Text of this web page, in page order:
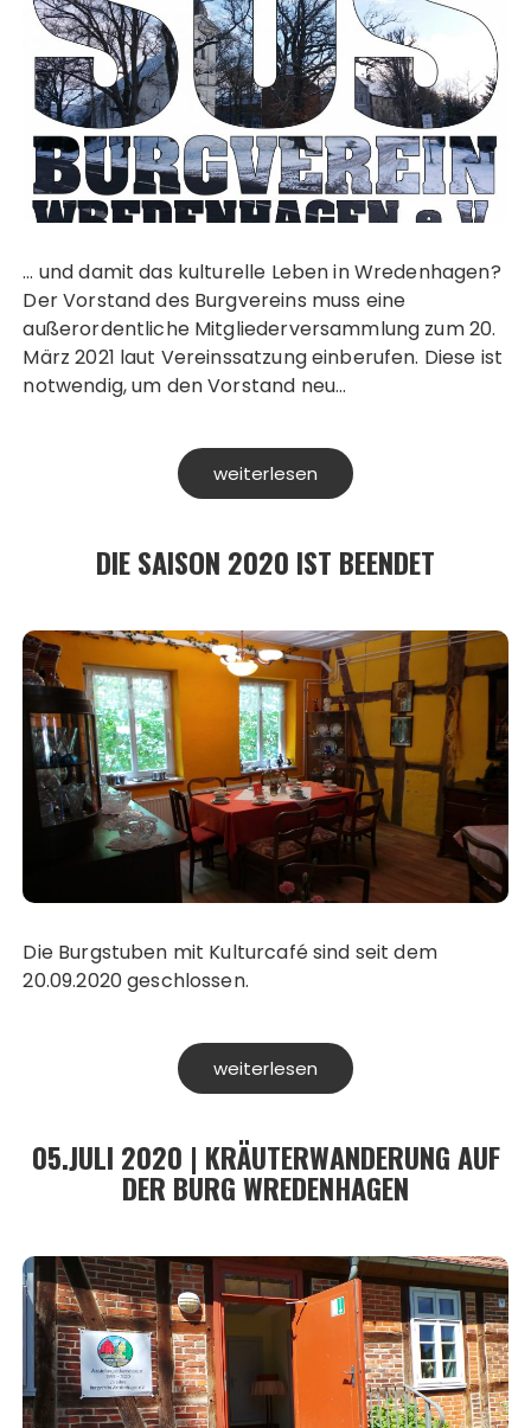
… und damit das kulturelle Leben in Wredenhagen?
Der Vorstand des Burgvereins muss eine
außerordentliche Mitgliederversammlung zum 20.
März 2021 laut Vereinssatzung einberufen. Diese ist
notwendig, um den Vorstand neu…
weiterlesen
DIE SAISON 2020 IST BEENDET
Die Burgstuben mit Kulturcafé sind seit dem
20.09.2020 geschlossen.
weiterlesen
05.JULI 2020 | KRÄUTERWANDERUNG AUF
DER BURG WREDENHAGEN